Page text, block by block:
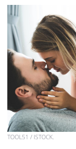
TOOL51 / ISTOCK.